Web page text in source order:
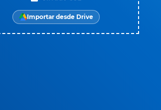
Importar desde Drive